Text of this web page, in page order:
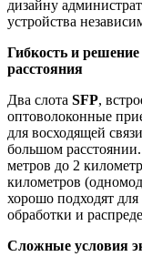
дизайну
устройства
Гибкость и
расстояния
Два слота SFP,
оптоволоконные
для восходящей
большом
метров до 2
километров
хорошо подходят
обработки и
Сложные условия